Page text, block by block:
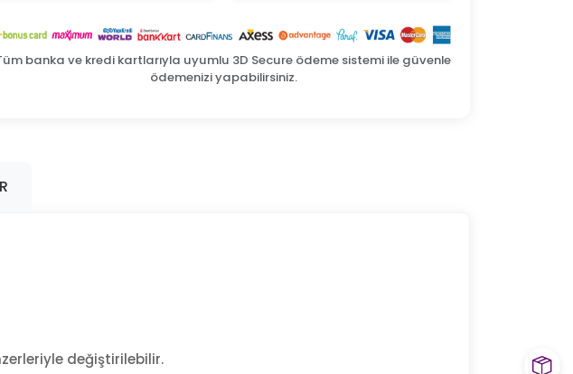
banka ve kredi kartlarıyla uyumlu 3D Secure ödeme sistemi ile güvenle
ödemenizi yapabilirsiniz.
değiştirilebilir.